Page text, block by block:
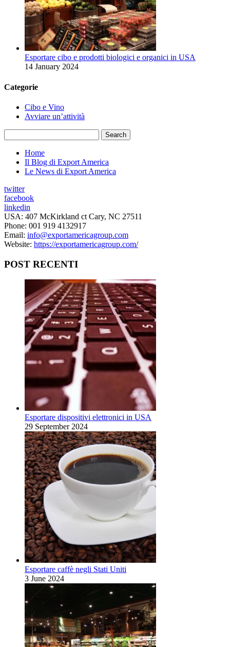
Esportare cibo e prodotti biologici e organici in USA
14 January 2024
Categorie
Cibo e Vino
Avviare un’attività
Search
Home
Il Blog di Export America
Le News di Export America
twitter
facebook
linkedin
USA: 407 McKirkland ct Cary, NC 27511
Phone: 001 919 4132917
Email: info@exportamericagroup.com
Website: https://exportamericagroup.com/
POST RECENTI
Esportare dispositivi elettronici in USA
29 September 2024
Esportare caffè negli Stati Uniti
3 June 2024